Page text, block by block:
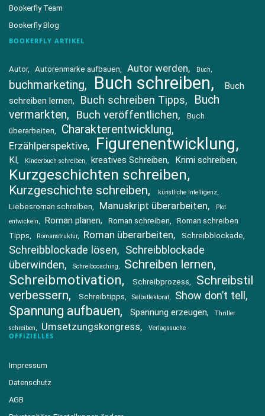
Bookerfly Team
Bookerfly Blog
BOOKERFLY ARTIKEL
Autor Autorenmarke aufbauen Autor werden Buch
buchmarketing Buch schreiben
Buch
schreiben lernen
Buch schreiben Tipps
Buch
vermarkten
Buch veröffentlichen
Buch
überarbeiten
Charakterentwicklung
Erzählperspektive Figurenentwicklung
KI Kinderbuch schreiben kreatives Schreiben Krimi schreiben
Kurzgeschichten schreiben
Kurzgeschichte schreiben künstliche Intelligenz
Liebesroman schreiben Manuskript überarbeiten
Plot
entwickeln
Roman planen Roman schreiben
Roman schreiben
Tipps
Romanstruktur Roman überarbeiten Schreibblockade
Schreibblockade lösen
Schreibblockade
überwinden
Schreibcoaching Schreiben lernen
Schreibmotivation Schreibprozess
Schreibstil
verbessern
Schreibtipps Selbstlektorat Show don’t tell
Spannung aufbauen Spannung erzeugen
Thriller
schreiben
Umsetzungskongress Verlagssuche
OFFIZIELLES
Impressum
Datenschutz
AGB